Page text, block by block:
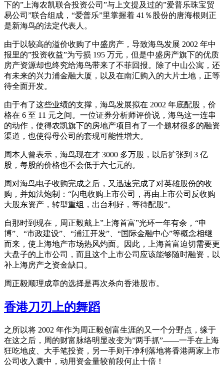
下的”上海农凯联合投资公司”与上文提及过的”爱普乐珠宝贸
易公司”联合组成，“爱普乐”里掌握着 41％股份的唐海根则正
是新海鸟的法定代表人。
由于以较高的溢价收购了中盛房产，导致海鸟发展 2002 年中
报里的”投资收益”为亏损 195 万元，但是中盛房产旗下的优质
房产资源却也终究给海鸟带来了不菲回报。除了中山公寓，还
有未来的兴力浦金融大厦，以及在南汇购入的大片土地，正等
待全面开发。
由于有了这些业绩的支撑，海鸟发展拟在 2002 年底配股，价
格在 6 至 11 元之间。一位证券分析师评价说，海鸟这一连串
的动作，使得农凯旗下的房地产项目有了一个题材很多的融资
渠道，也使得母公司的套现可能性增大。
周本人曾表示，海鸟现在才 3000 多万股，以后扩张到 3 亿
股，每股的价格也不会低于六七元的。
周对海鸟电子收购完成之后，又迅速完成了对英雄股份的收
购，并如法炮制：“闪电收购上市公司，再由上市公司反收购
大股东资产，转型重组，出台利好，等待配股”。
自那时到现在，周正毅戴上”上海首富”光环一年有余，“申
博”、“市政建设”、“浦江开发”、“国际金融中心”等概念相继
而来，使上海地产市场热风灼面。因此，上海首富迫切需要更
大盘子的上市公司，而且这个上市公司应该能够随时融资，以
补上海房产之资金缺口。
周正毅顺理成章的选择是再次杀向香港股市。
香港刀刃上的舞蹈
之所以将 2002 年作为周正毅创富生涯的又一个分野点，缘于
在这之后，周的财富脉络明显改变为”两手抓”——一手在上海
狂吃地皮、大手笔投资，另一手则干净利落地将香港两家上市
公司收入囊中，动用资金量较前段何止十倍！